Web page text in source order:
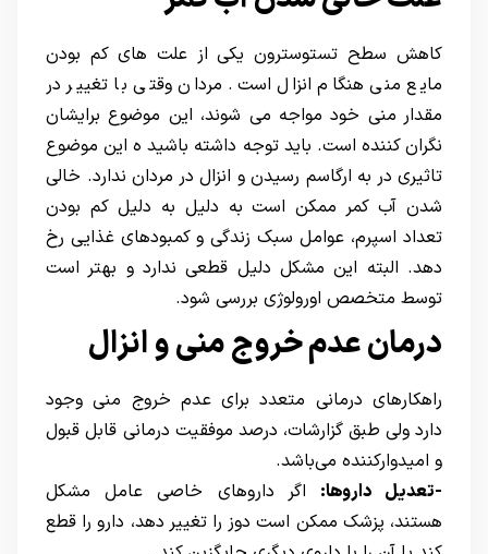
کاهش سطح تستوسترون یکی از علت های کم بودن
مایع منی هنگام انزال است. مردان وقتی با تغییر در
مقدار منی خود مواجه می شوند، این موضوع برایشان
نگران کننده است. باید توجه داشته باشید ه این موضوع
تاثیری در به ارگاسم رسیدن و انزال در مردان ندارد. خالی
شدن آب کمر ممکن است به دلیل به دلیل کم بودن
تعداد اسپرم، عوامل سبک زندگی و کمبودهای غذایی رخ
دهد. البته این مشکل دلیل قطعی ندارد و بهتر است
توسط متخصص اورولوژی بررسی شود.
درمان عدم خروج منی و انزال
راهکارهای درمانی متعدد برای عدم خروج منی وجود
دارد ولی طبق گزارشات، درصد موفقیت درمانی قابل قبول
و امیدوارکننده می‌باشد.
-تعدیل داروها: اگر داروهای خاصی عامل مشکل
هستند، پزشک ممکن است دوز را تغییر دهد، دارو را قطع